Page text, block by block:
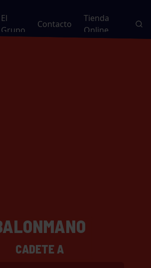
El
Grupo
Contacto
Tienda
Online
CADETE A